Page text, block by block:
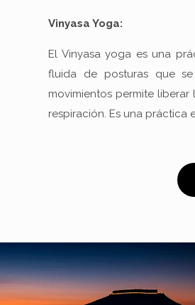
Vinyasa Yoga:
El Vinyasa yoga es una
fluida de posturas que
movimientos permite liberar
respiración. Es una práctica